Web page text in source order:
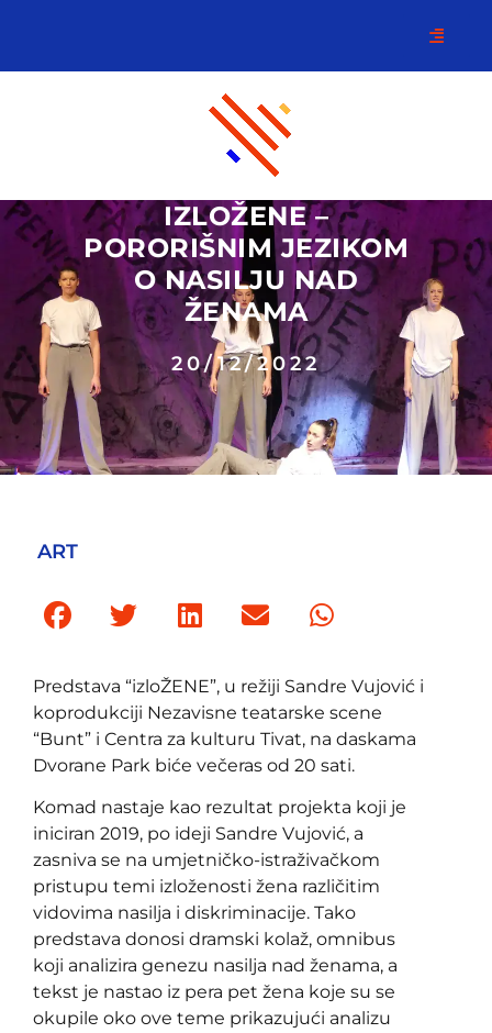
IZLOŽENE –
PORORIŠNIM JEZIKOM
O NASILJU NAD
ŽENAMA
20/12/2022
ART
Predstava “izloŽENE”, u režiji Sandre Vujović i
koprodukciji Nezavisne teatarske scene
“Bunt” i Centra za kulturu Tivat, na daskama
Dvorane Park biće večeras od 20 sati.
Komad nastaje kao rezultat projekta koji je
iniciran 2019, po ideji Sandre Vujović, a
zasniva se na umjetničko-istraživačkom
pristupu temi izloženosti žena različitim
vidovima nasilja i diskriminacije. Tako
predstava donosi dramski kolaž, omnibus
koji analizira genezu nasilja nad ženama, a
tekst je nastao iz pera pet žena koje su se
okupile oko ove teme prikazujući analizu